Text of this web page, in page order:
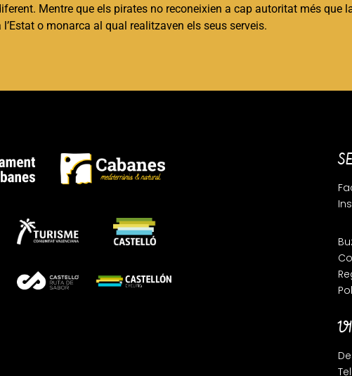
Mentre que els pirates no reconeixien a cap autoritat més que
l’Estat o monarca al qual realitzaven els seus serveis.